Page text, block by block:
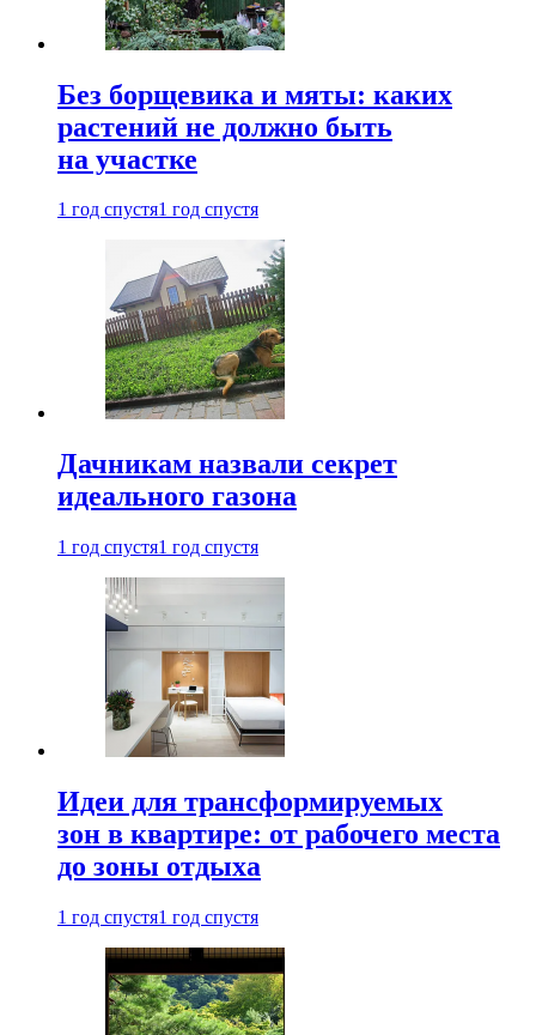
Без борщевика и мяты: каких
растений не должно быть
на участке
1 год спустя1 год спустя
Дачникам назвали секрет
идеального газона
1 год спустя1 год спустя
Идеи для трансформируемых
зон в квартире: от рабочего места
до зоны отдыха
1 год спустя1 год спустя